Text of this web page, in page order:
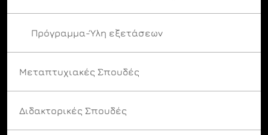
Πρόγραμμα-Ύλη εξετάσεων
Μεταπτυχιακές Σπουδές
Διδακτορικές Σπουδές